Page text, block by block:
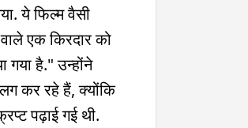
ये फिल्म वैसी
एक किरदार को
गया है." उन्होंने
कर रहे हैं, क्योंकि
पढ़ाई गई थी.